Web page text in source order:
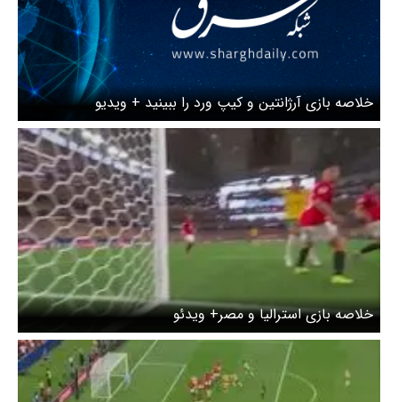
خلاصه بازی آرژانتین و کیپ ورد را ببینید + ویدیو
خلاصه بازی استرالیا و مصر+ ویدئو